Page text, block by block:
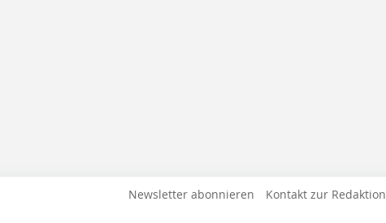
Newsletter abonnieren Kontakt zur Redaktion